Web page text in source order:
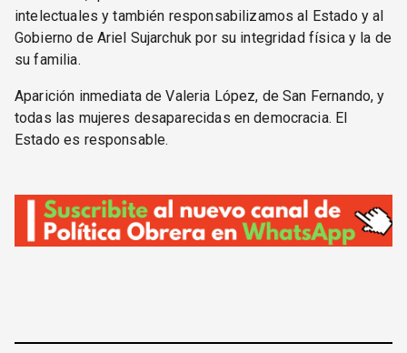
intelectuales y también responsabilizamos al Estado y al
Gobierno de Ariel Sujarchuk por su integridad física y la de
su familia.
Aparición inmediata de Valeria López, de San Fernando, y
todas las mujeres desaparecidas en democracia. El
Estado es responsable.